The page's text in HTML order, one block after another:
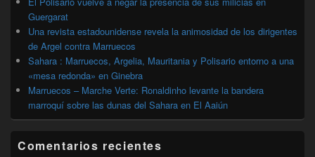
Guergarat
Una revista estadounidense revela la animosidad de los dirigentes
de Argel contra Marruecos
Sahara : Marruecos, Argelia, Mauritania y Polisario entorno a una
«mesa redonda» en Ginebra
Marruecos – Marche Verte: Ronaldinho levante la bandera
marroquí sobre las dunas del Sahara en El Aaiún
Comentarios recientes